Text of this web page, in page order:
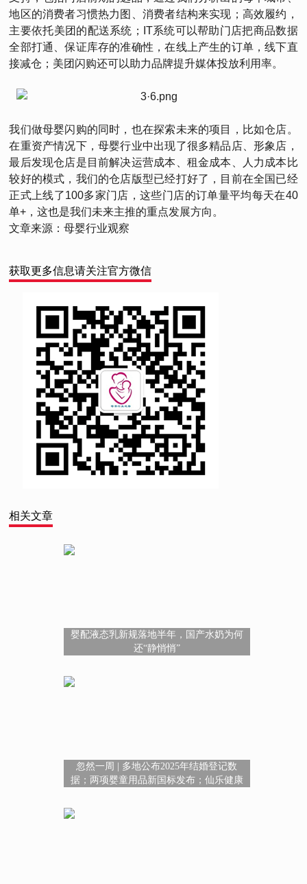
地区的消费者习惯热力图、消费者结构来实现；高效履约，
主要依托美团的配送系统；IT系统可以帮助门店把商品数据
全部打通、保证库存的准确性，在线上产生的订单，线下直
接减仓；美团闪购还可以助力品牌提升媒体投放利用率。
我们做母婴闪购的同时，也在探索未来的项目，比如仓店。
在重资产情况下，母婴行业中出现了很多精品店、形象店，
最后发现仓店是目前解决运营成本、租金成本、人力成本比
较好的模式，我们的仓店版型已经打好了，目前在全国已经
正式上线了100多家门店，这些门店的订单量平均每天在40
单+，这也是我们未来主推的重点发展方向。
文章来源：母婴行业观察
获取更多信息请关注官方微信
相关文章
婴配液态乳新规落地半年，国产水奶为何
还“静悄悄”
忽然一周 | 多地公布2025年结婚登记数
据；两项婴童用品新国标发布；仙乐健康